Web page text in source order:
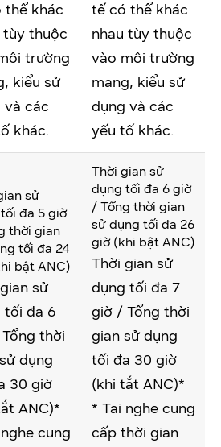
thể khác
tùy thuộc
trường
kiểu sử
và các
khác.
tế có thể khác
nhau tùy thuộc
vào môi trường
mạng, kiểu sử
dụng và các
yếu tố khác.
sử
đa 5 giờ
thời gian
tối đa 24
bật ANC)
sử
tối đa 6
thời
dụng
30 giờ
ANC)*
cung
Thời gian sử
dụng tối đa 6 giờ
/ Tổng thời gian
sử dụng tối đa 26
giờ (khi bật ANC)
Thời gian sử
dụng tối đa 7
giờ / Tổng thời
gian sử dụng
tối đa 30 giờ
(khi tắt ANC)*
* Tai nghe cung
cấp thời gian